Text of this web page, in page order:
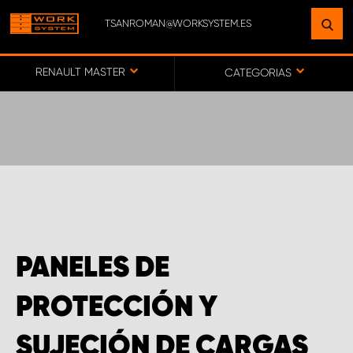
TSANROMAN@WORKSYSTEM.ES
RENAULT MASTER CATEGORIAS
PANELES DE
PROTECCIÓN Y
ENCUENTRE UNA INSTALACIÓN
CERCA DE USTED